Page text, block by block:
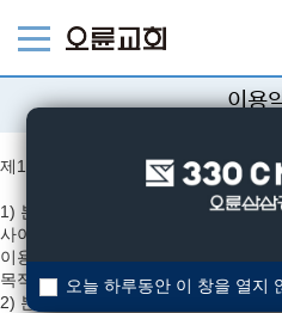
이용
제1조 (약관의 목적과 동의)
1) 본 사이트 이용자 약관(이하 "본 약
사이트(이하 "교회")에서 제공하는 인
이용함에 있어 이용자와 교회의 권리·
목적으로 합니다.
2) 본 약관에 정하는 이외의 이용자와
오늘 하루동안 이 창을 열지